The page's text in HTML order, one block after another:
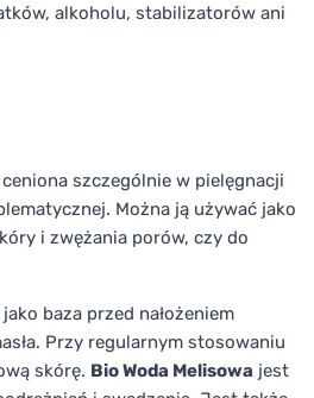
alkoholu, stabilizatorów ani
szczególnie w pielęgnacji
Można ją używać jako
i zwężania porów, czy do
baza przed nałożeniem
Przy regularnym stosowaniu
skórę. Bio Woda Melisowa jest